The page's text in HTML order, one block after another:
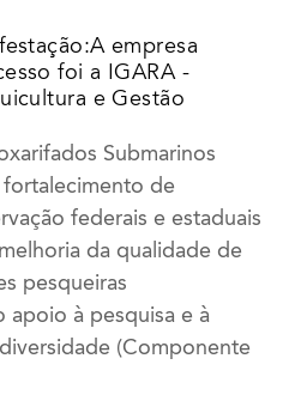
empresa
foi a IGARA -
e Gestão
Submarinos
fortalecimento de
federais e estaduais
da qualidade de
pesqueiras
apoio à pesquisa e à
(Componente